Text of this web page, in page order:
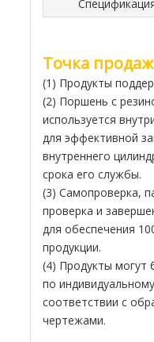
Точка
(1) Продукты
(2) Поршень с
используется
для эффективной
внутреннего
срока его службы.
(3) Самопроверка,
проверка и
для обеспечения
продукции.
(4) Продукты могут
по
соответствии с
чертежами.